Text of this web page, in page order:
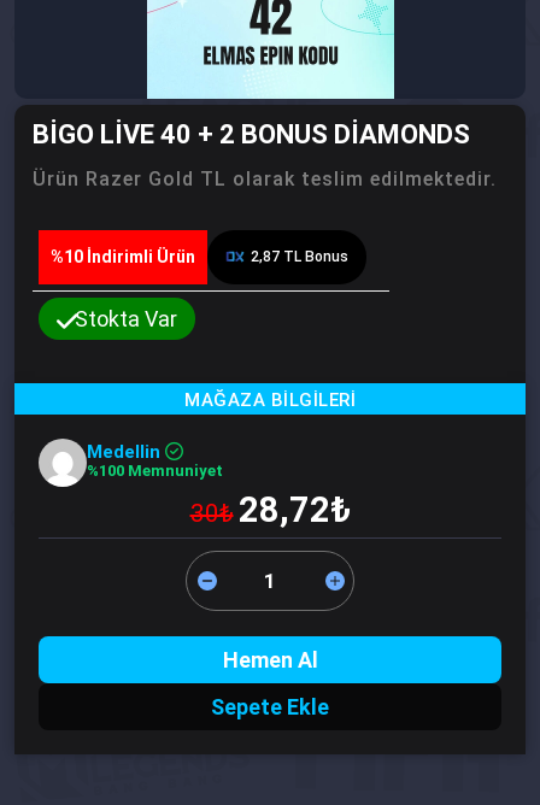
BIGO LIVE 40 + 2 BONUS DIAMONDS
Ürün Razer Gold TL olarak teslim edilmektedir.
%10 İndirimli Ürün 2,87 TL Bonus
Stokta Var
Medellin
%100 Memnuniyet
30₺ 28,72₺
Hemen Al
Sepete Ekle